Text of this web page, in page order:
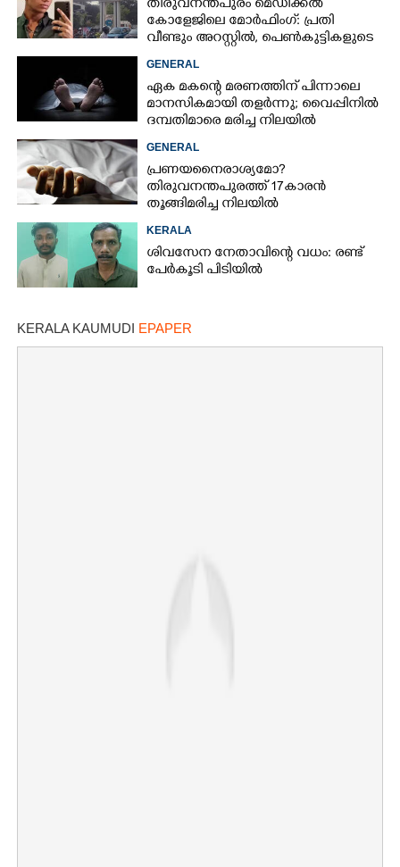
തിരുവനന്തപുരം മെഡിക്കൽ
കോളേജിലെ മോർഫിംഗ്: പ്രതി
വീണ്ടും അറസ്റ്റിൽ, പെൺകുട്ടികളുടെ
നിന്ന്
GENERAL
ഏക മകന്റെ മരണത്തിന് പിന്നാലെ
മാനസികമായി തളർന്നു; വൈപ്പിനിൽ
ദമ്പതിമാരെ മരിച്ച നിലയിൽ
GENERAL
പ്രണയനെെരാശ്യമോ?
തിരുവനന്തപുരത്ത് 17കാരൻ
തൂങ്ങിമരിച്ച നിലയിൽ
KERALA
ശിവസേന നേതാവിന്റെ വധം: രണ്ട്
പേർകൂടി പിടിയിൽ
KERALA KAUMUDI EPAPER